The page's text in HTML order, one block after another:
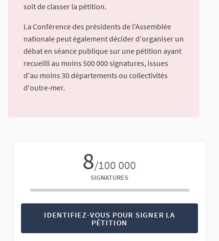
soit de classer la pétition.
La Conférence des présidents de l'Assemblée
nationale peut également décider d'organiser un
débat en séance publique sur une pétition ayant
recueilli au moins 500 000 signatures, issues
d'au moins 30 départements ou collectivités
d'outre-mer.
8/100 000
SIGNATURES
IDENTIFIEZ-VOUS POUR SIGNER LA
PÉTITION